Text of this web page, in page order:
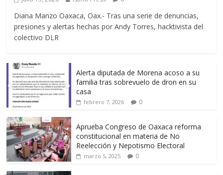
Diana Manzo Oaxaca, Oax.- Tras una serie de denuncias,
presiones y alertas hechas por Andy Torres, hacktivista del
colectivo DLR
Alerta diputada de Morena acoso a su
familia tras sobrevuelo de dron en su
casa
febrero 7, 2026 0
Aprueba Congreso de Oaxaca reforma
constitucional en materia de No
Reelección y Nepotismo Electoral
marzo 5, 2025 0